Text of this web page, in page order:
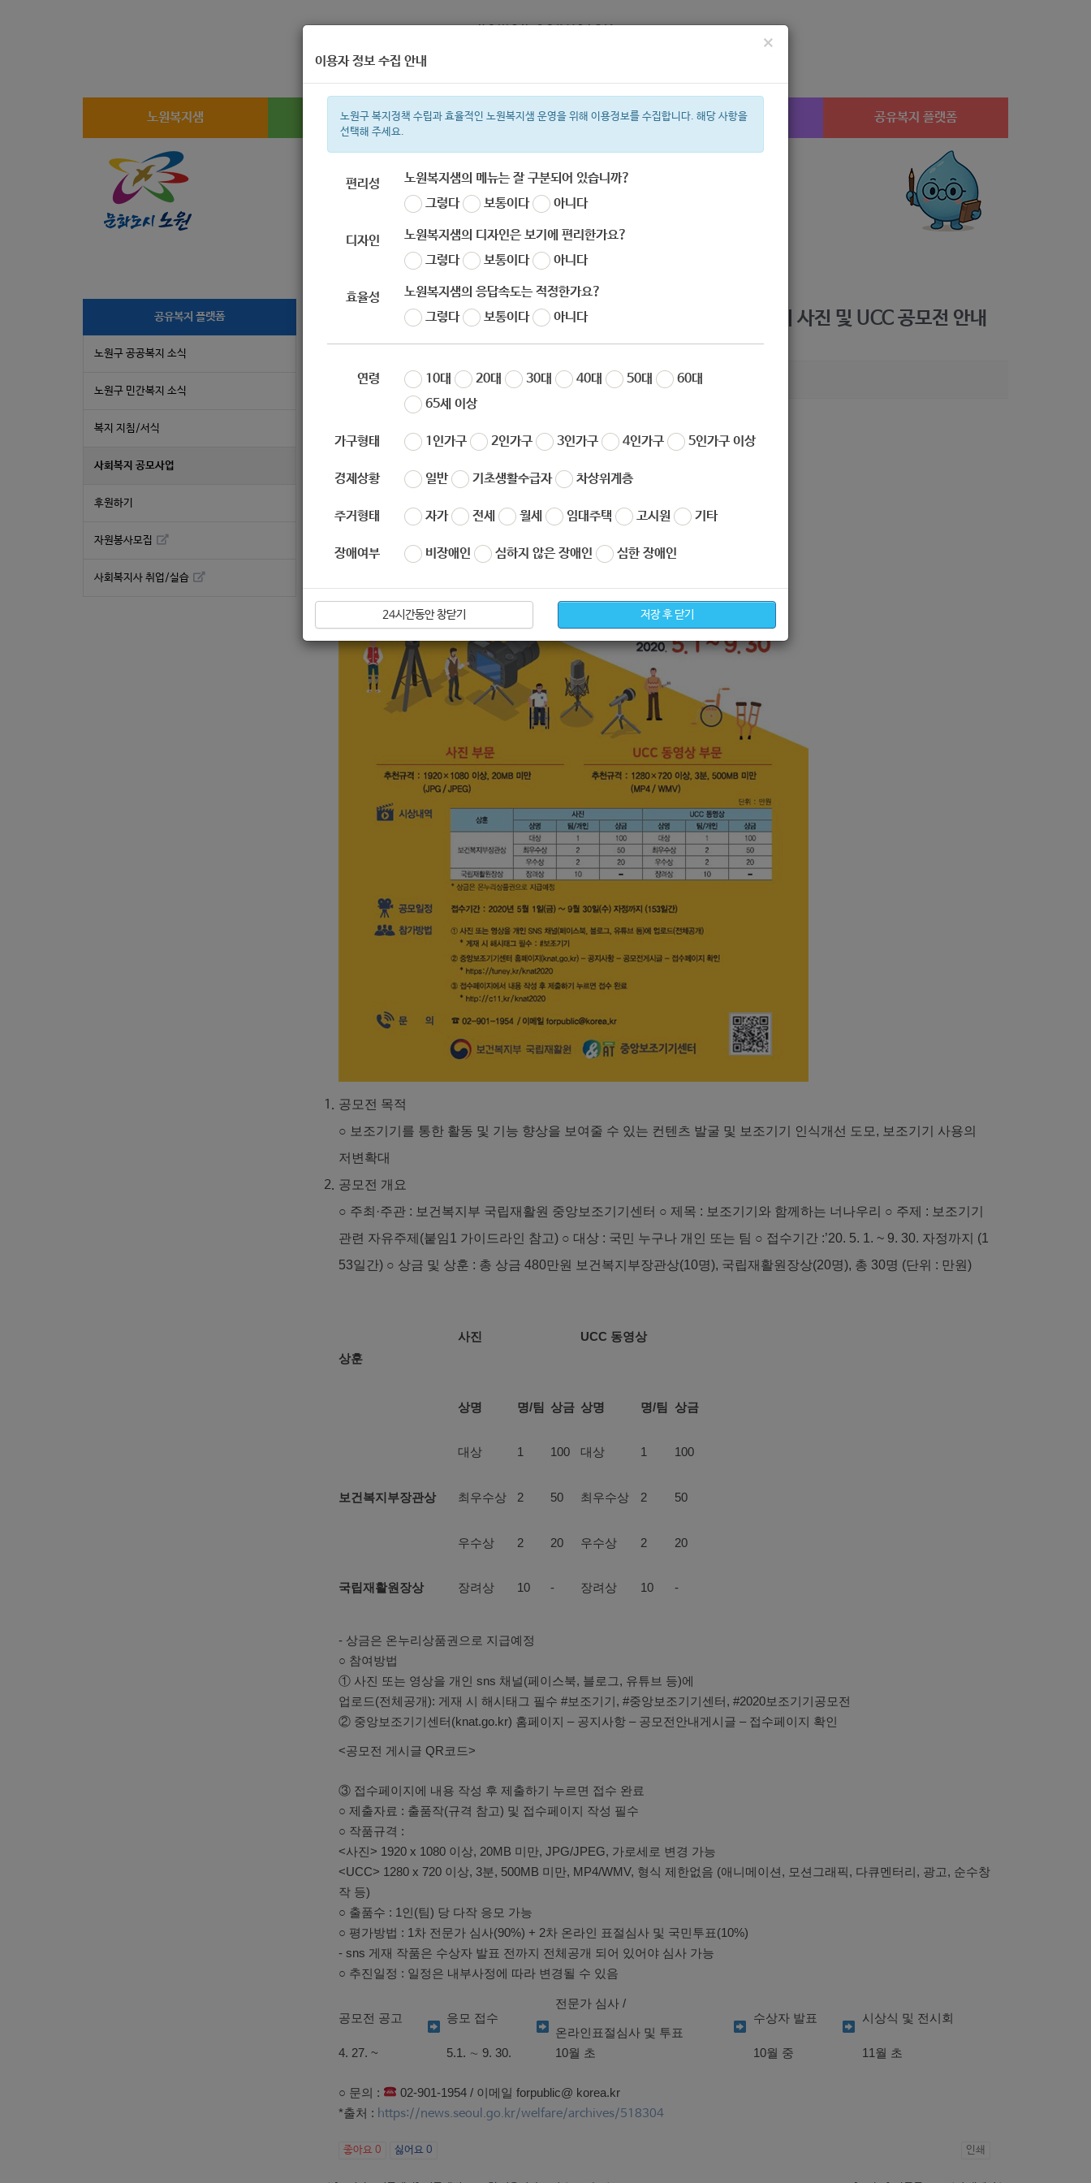
노원복지샘 복지정보 복지서비스 신청 복지시설찾기 공유복지 플랫폼
복지관 지원금 이용시설 ìº 성민복지관 공모 월세
×
이용자 정보 수집 안내
노원구 복지정책 수립과 효율적인 노원복지샘 운영을 위해 이용정보를 수집합니다. 해당 사항을
선택해 주세요.
편리성
노원복지샘의 메뉴는 잘 구분되어 있습니까?
그렇다
보통이다 아니다
디자인
노원복지샘의 디자인은 보기에 편리한가요?
그렇다
보통이다 아니다
효율성
노원복지샘의 응답속도는 적정한가요?
그렇다
보통이다 아니다
연령 10대 20대 30대 40대 50대
60대
65세 이상
가구형태 1인가구 2인가구 3인가구 4인가구 5인가구 이상
경제상황 일반 기초생활수급자 차상위계층
주거형태 자가 전세 월세 임대주택 고시원 기타
장애여부 비장애인 심하지 않은 장애인 심한 장애인
24시간동안 창닫기 저장 후 닫기
공유복지 플랫폼
노원구 공공복지 소식
노원구 민간복지 소식
복지 지침/서식
사회복지 공모사업
후원하기
자원봉사모집
사회복지사 취업/실습
[보건복지부 국립재활원 중앙보조기기센터] ’20년 보조기기 사진 및 UCC 공모전 안내
( -9/30)
작성자 노원 복지샘 작성일 2020-09-18 09:30 조회
공모전 목적
○ 보조기기를 통한 활동 및 기능 향상을 보여줄 수 있는 컨텐츠 발굴 및 보조기기 인식개선 도모, 보조기기 사용의
저변확대
공모전 개요
○ 주최·주관 : 보건복지부 국립재활원 중앙보조기기센터 ○ 제목 : 보조기기와 함께하는 너나우리 ○ 주제 : 보조기기
관련 자유주제(붙임1 가이드라인 참고)○ 대상 : 국민 누구나 개인 또는 팀 ○ 접수기간 :’20. 5. 1. ~ 9. 30. 자정까지 (1
53일간)○ 상금 및 상훈 : 총 상금 480만원 보건복지부장관상(10명), 국립재활원장상(20명), 총 30명 (단위 : 만원)
상훈
사진 UCC 동영상
상명 명/팀 상금 상명 명/팀 상금
보건복지부장관상
대상 1 100 대상 1 100
최우수상 2 50 최우수상 2 50
우수상 2 20 우수상 2 20
국립재활원장상 장려상 10 - 장려상 10 -
- 상금은 온누리상품권으로 지급예정
○ 참여방법
① 사진 또는 영상을 개인 sns 채널(페이스북, 블로그, 유튜브 등)에
업로드(전체공개): 게재 시 해시태그 필수 #보조기기, #중앙보조기기센터, #2020보조기기공모전
② 중앙보조기기센터(knat.go.kr) 홈페이지 – 공지사항 – 공모전안내게시글 – 접수페이지 확인
<공모전 게시글 QR코드>
③ 접수페이지에 내용 작성 후 제출하기 누르면 접수 완료
○ 제출자료 : 출품작(규격 참고) 및 접수페이지 작성 필수
○ 작품규격 :
<사진> 1920 x 1080 이상, 20MB 미만, JPG/JPEG, 가로세로 변경 가능
<UCC> 1280 x 720 이상, 3분, 500MB 미만, MP4/WMV, 형식 제한없음 (애니메이션, 모션그래픽, 다큐멘터리, 광고, 순수창
작 등)
○ 출품수 : 1인(팀) 당 다작 응모 가능
○ 평가방법 : 1차 전문가 심사(90%) + 2차 온라인 표절심사 및 국민투표(10%)
- sns 게재 작품은 수상자 발표 전까지 전체공개 되어 있어야 심사 가능
○ 추진일정 : 일정은 내부사정에 따라 변경될 수 있음
공모전 공고 응모 접수
전문가 심사 /
온라인표절심사 및 투표
수상자 발표 시상식 및 전시회
4. 27. ~ 5.1. ∼ 9. 30. 10월 초 10월 중 11월 초
○ 문의 :
02-901-1954 / 이메일 forpublic@ korea.kr
*출처 : https://news.seoul.go.kr/welfare/archives/518304
좋아요 0 싫어요 0 인쇄